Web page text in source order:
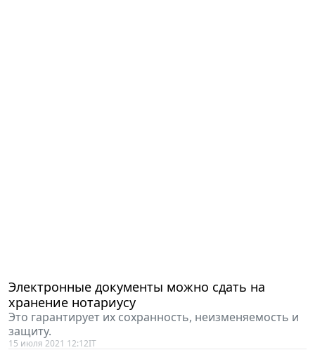
Электронные документы можно сдать на
хранение нотариусу
Это гарантирует их сохранность, неизменяемость и
защиту.
15 июля 2021 12:12IT